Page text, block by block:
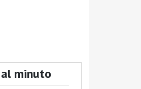
minuto